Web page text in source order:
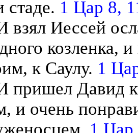
стаде. 1 Цар 8,
взял Иессей
козленка,
к Саулу. 1
пришел Давид
и очень